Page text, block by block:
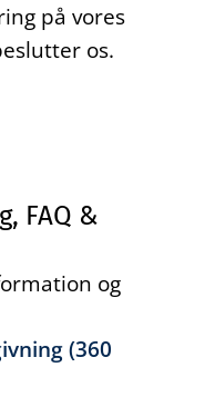
på vores
os.
FAQ &
og
(360